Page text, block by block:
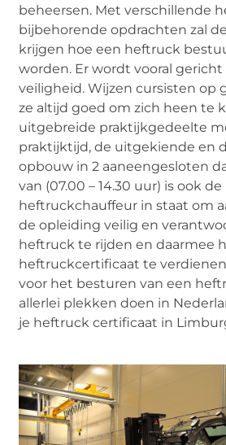
beheersen. Met verschillende
bijbehorende opdrachten zal
krijgen hoe een heftruck
worden. Er wordt vooral
veiligheid. Wijzen cursisten op
ze altijd goed om zich heen te
uitgebreide praktijkgedeelte
praktijktijd, de uitgekiende en
opbouw in 2 aaneengesloten
van (07.00 – 14.30 uur) is ook
heftruckchauffeur in staat om
de opleiding veilig en
heftruck te rijden en daarmee
heftruckcertificaat te
voor het besturen van een
allerlei plekken doen in
je heftruck certificaat in